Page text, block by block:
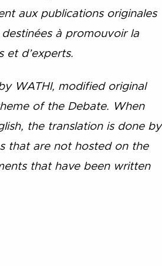
aux publications originales
à promouvoir la
et d’experts.
WATHI, modified original
of the Debate. When
the translation is done by
that are not hosted on the
that have been written